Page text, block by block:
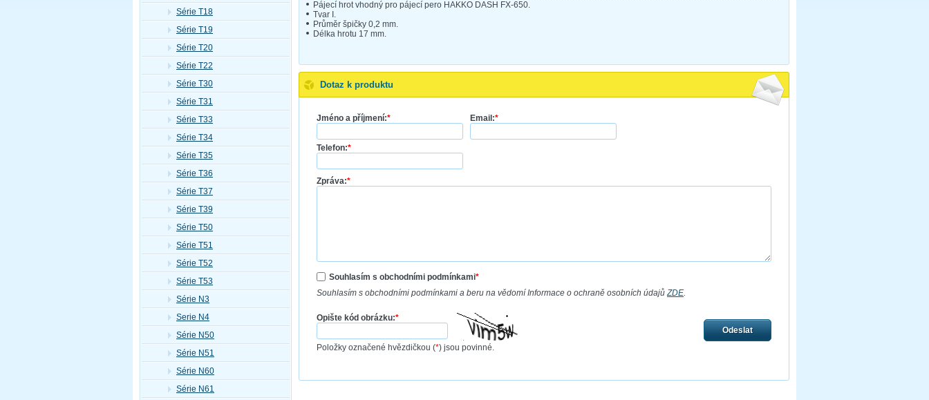
Pájecí hrot vhodný pro pájecí pero HAKKO DASH FX-650.
Tvar I.
Průměr špičky 0,2 mm.
Délka hrotu 17 mm.
Dotaz k produktu
Jméno a příjmení:* Email:*
Telefon:*
Zpráva:*
Souhlasím s obchodními podmínkami*
Souhlasím s obchodními podmínkami a beru na vědomí Informace o ochraně osobních údajůZDE.
Opište kód obrázku:*
Položky označené hvězdičkou (*) jsou povinné.
Odeslat
Série T18
Série T19
Série T20
Série T22
Série T30
Série T31
Série T33
Série T34
Série T35
Série T36
Série T37
Série T39
Série T50
Série T51
Série T52
Série T53
Série N3
Serie N4
Série N50
Série N51
Série N60
Série N61